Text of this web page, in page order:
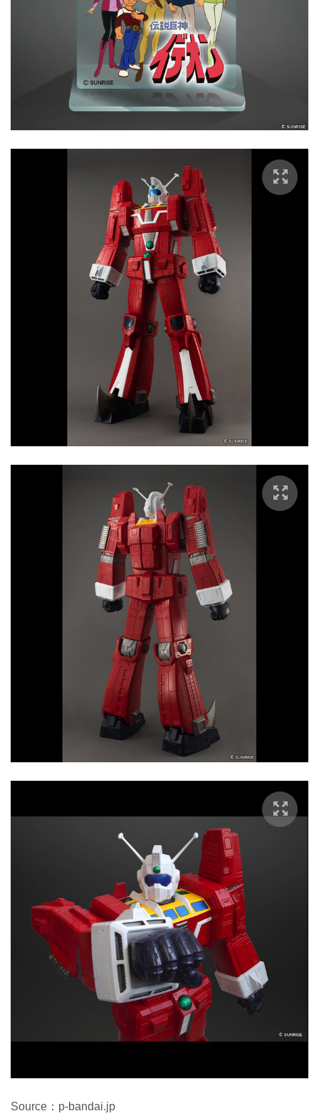
Source：p-bandai.jp